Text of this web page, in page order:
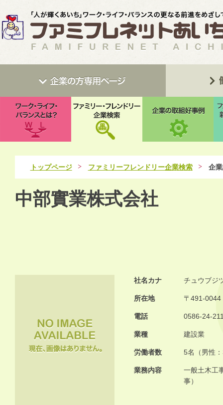
トップページ ファミリーフレンドリー企業検索 企
中部實業株式会社
社名カナ チュウブジ
所在地 〒491-0044
電話 0586-24-
業種 建設業
労働者数 5名（男性
業務内容
一般土木工
事）